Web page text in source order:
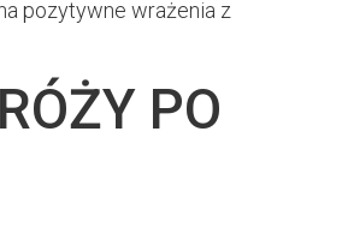
pozytywne wrażenia z
PO